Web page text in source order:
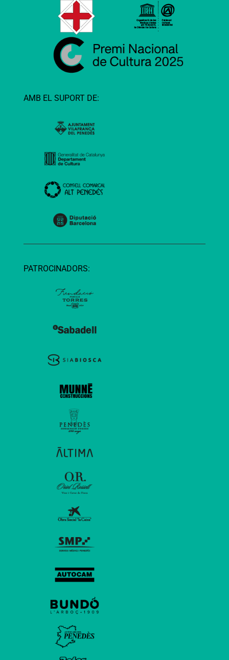
AMB EL SUPORT DE:
PATROCINADORS: